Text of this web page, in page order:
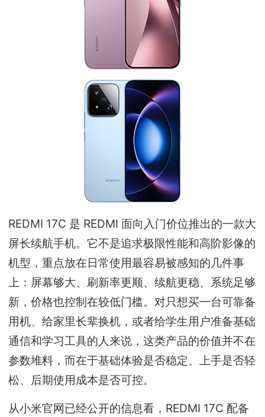
REDMI 17C 是 REDMI 面向入门价位推出的一款大
屏长续航手机。它不是追求极限性能和高阶影像的
机型，重点放在日常使用最容易被感知的几件事
上：屏幕够大、刷新率更顺、续航更稳、系统足够
新，价格也控制在较低门槛。对只想买一台可靠备
用机、给家里长辈换机，或者给学生用户准备基础
通信和学习工具的人来说，这类产品的价值并不在
参数堆料，而在于基础体验是否稳定、上手是否轻
松、后期使用成本是否可控。
从小米官网已经公开的信息看，REDMI 17C 配备